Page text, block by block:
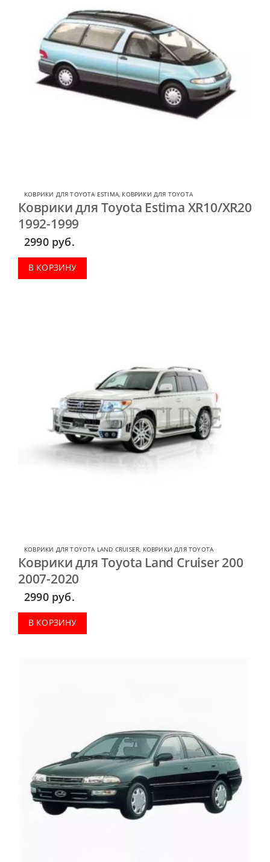
КОВРИКИ ДЛЯ TOYOTA ESTIMA КОВРИКИ ДЛЯ TOYOTA
Коврики для Toyota Estima XR10/XR20
1992-1999
2990 руб.
В КОРЗИНУ
КОВРИКИ ДЛЯ TOYOTA LAND CRUISER, КОВРИКИ ДЛЯ TOYOTA
Коврики для Toyota Land Cruiser 200
2007-2020
2990 руб.
В КОРЗИНУ